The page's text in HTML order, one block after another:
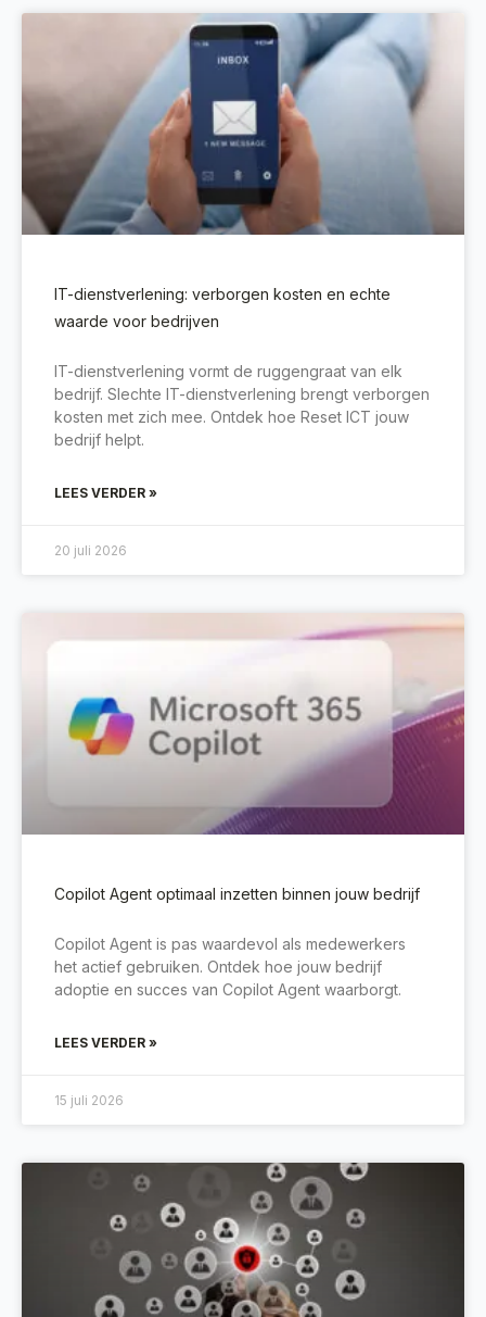
IT-dienstverlening: verborgen kosten en echte
waarde voor bedrijven
IT-dienstverlening vormt de ruggengraat van elk
bedrijf. Slechte IT-dienstverlening brengt verborgen
kosten met zich mee. Ontdek hoe Reset ICT jouw
bedrijf helpt.
LEES VERDER »
20 juli 2026
Copilot Agent optimaal inzetten binnen jouw bedrijf
Copilot Agent is pas waardevol als medewerkers
het actief gebruiken. Ontdek hoe jouw bedrijf
adoptie en succes van Copilot Agent waarborgt.
LEES VERDER »
15 juli 2026